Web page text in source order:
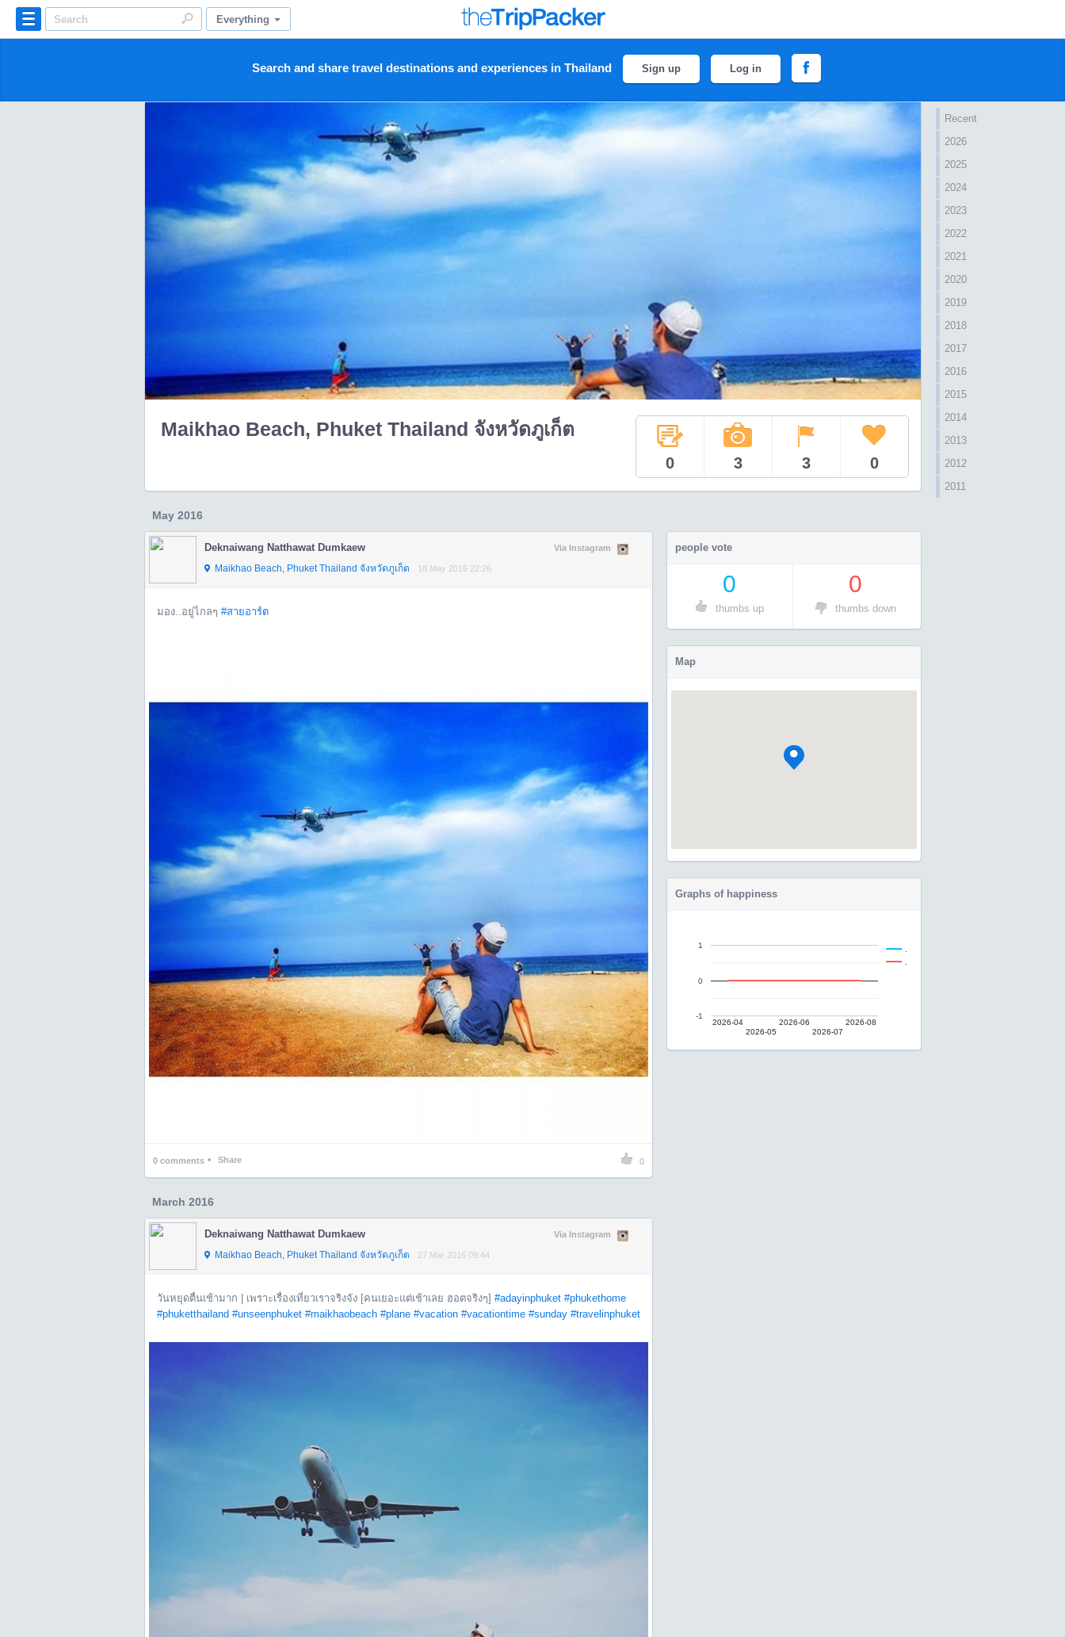
Everything
Search and share travel destinations and experiences in Thailand Sign up Log in
Recent
2026
2025
2024
2023
2022
2021
2020
2019
2018
2017
2016
2015
2014
2013
2012
2011
Maikhao Beach, Phuket Thailand จังหวัดภูเก็ต
0 3 3 0
May 2016
Via Instagram
Deknaiwang Natthawat Dumkaew
Maikhao Beach, Phuket Thailand จังหวัดภูเก็ต 18 May 2016 22:26
มอง..อยู่ไกลๆ #สายอาร์ต
0comments• Share 0
March 2016
Via Instagram
Deknaiwang Natthawat Dumkaew
Maikhao Beach, Phuket Thailand จังหวัดภูเก็ต 27 Mar 2016 09:44
วันหยุดตื่นเช้ามาก | เพราะเรื่องเที่ยวเราจริงจัง [คนเยอะแต่เช้าเลย ฮอตจริงๆ] #adayinphuket #phukethome
#phuketthailand #unseenphuket #maikhaobeach #plane #vacation #vacationtime #sunday #travelinphuket
people vote
0
thumbs up
0
thumbs down
Map
Graphs of happiness
2026-04
2026-05
2026-06
2026-07
2026-08
-1
0
1